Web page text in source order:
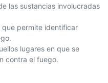
las sustancias involucradas
que permite identificar
lugares en que se
contra el fuego.